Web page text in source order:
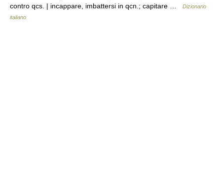
contro qcs. | incappare, imbattersi in qcn.; capitare …
Dizionario
italiano